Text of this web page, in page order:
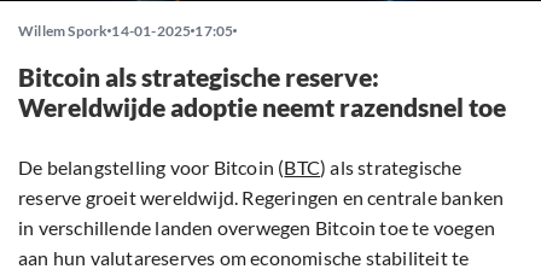
Willem Spork 14-01-2025 17:05
Bitcoin als strategische reserve:
Wereldwijde adoptie neemt razendsnel toe
De belangstelling voor Bitcoin (BTC) als strategische
reserve groeit wereldwijd. Regeringen en centrale banken
in verschillende landen overwegen Bitcoin toe te voegen
aan hun valutareserves om economische stabiliteit te